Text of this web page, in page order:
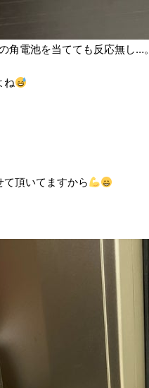
角電池を当てても反応無し…。
ね
頂いてますから